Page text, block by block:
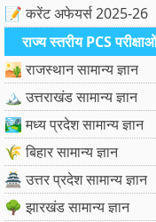
📝 करेंट अफेयर्स 2025-26
राज्य स्तरीय PCS
🏜️ राजस्थान सामान्य ज्ञान
🏔️ उत्तराखंड सामान्य ज्ञान
🏞️ मध्य प्रदेश सामान्य ज्ञान
🌾 बिहार सामान्य ज्ञान
🏯 उत्तर प्रदेश सामान्य ज्ञान
🌳 झारखंड सामान्य ज्ञान